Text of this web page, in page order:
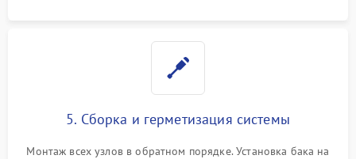
5. Сборка и герметизация системы
Монтаж всех узлов в обратном порядке. Установка бака на